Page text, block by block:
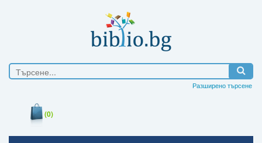
Разширено търсене
(0)